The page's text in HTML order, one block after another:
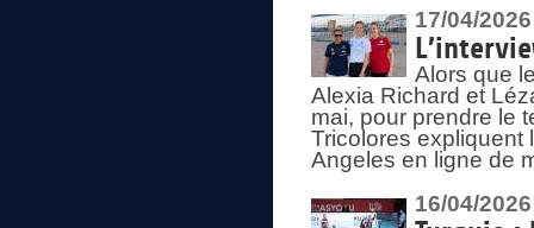
17/04/2026
Alors que
Alexia Richard et
mai, pour prendre le
Tricolores expliquent
Angeles en ligne de
16/04/2026